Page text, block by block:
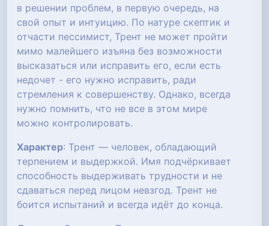
в решении проблем, в первую очередь, на
свой опыт и интуицию. По натуре скептик и
отчасти пессимист, Трент не может пройти
мимо малейшего изъяна без возможности
высказаться или исправить его, если есть
недочет - его нужно исправить, ради
стремления к совершенству. Однако, всегда
нужно помнить, что не все в этом мире
можно контролировать.
Характер: Трент — человек, обладающий
терпением и выдержкой. Имя подчёркивает
способность выдерживать трудности и не
сдаваться перед лицом невзгод. Трент не
боится испытаний и всегда идёт до конца.